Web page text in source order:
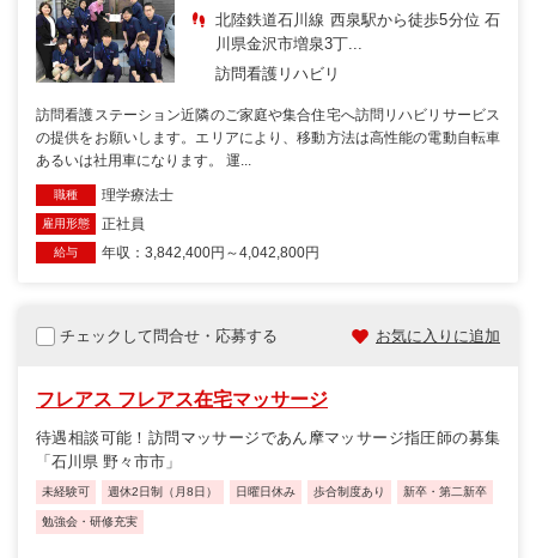
北陸鉄道石川線 西泉駅から徒歩5分位 石
川県金沢市増泉3丁...
訪問看護リハビリ
訪問看護ステーション近隣のご家庭や集合住宅へ訪問リハビリサービス
の提供をお願いします。エリアにより、移動方法は高性能の電動自転車
あるいは社用車になります。 運...
職種 理学療法士
雇用形態 正社員
給与 年収：3,842,400円～4,042,800円
チェックして問合せ・応募する お気に入りに追加
フレアス フレアス在宅マッサージ
待遇相談可能！訪問マッサージであん摩マッサージ指圧師の募集
「石川県 野々市市」
未経験可 週休2日制（月8日） 日曜日休み 歩合制度あり 新卒・第二新卒
勉強会・研修充実